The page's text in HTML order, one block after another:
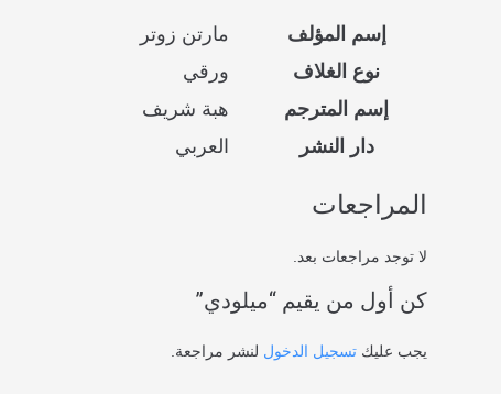
إسم المؤلف
مارتن زوتر
نوع الغلاف
ورقي
إسم المترجم
هبة شريف
دار النشر
العربي
المراجعات
لا توجد مراجعات بعد.
كن أول من يقيم “ميلودي”
يجب عليك تسجيل الدخول لنشر مراجعة.